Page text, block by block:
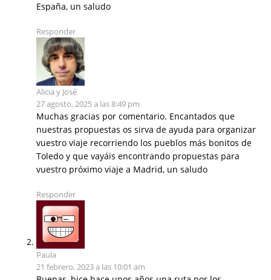
España, un saludo
Responder
Alicia y José
27 agosto, 2025 a las 8:49 pm
Muchas gracias por comentario. Encantados que
nuestras propuestas os sirva de ayuda para organizar
vuestro viaje recorriendo los pueblos más bonitos de
Toledo y que vayáis encontrando propuestas para
vuestro próximo viaje a Madrid, un saludo
Responder
Paula
21 febrero, 2023 a las 10:01 am